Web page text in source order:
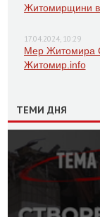
Житомирщини в
17.04.2024, 10:29
Мер Житомира
Житомир.info
ТЕМИ ДНЯ